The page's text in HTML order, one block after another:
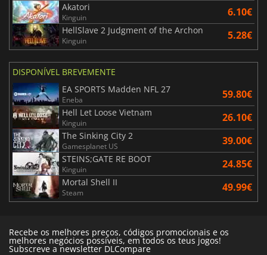
Akatori
Kinguin 6.10€
HellSlave 2 Judgment of the Archon
Kinguin 5.28€
DISPONÍVEL BREVEMENTE
EA SPORTS Madden NFL 27
Eneba 59.80€
Hell Let Loose Vietnam
Kinguin 26.10€
The Sinking City 2
Gamesplanet US 39.00€
STEINS;GATE RE BOOT
Kinguin 24.85€
Mortal Shell II
Steam 49.99€
Recebe os melhores preços, códigos promocionais e os
melhores negócios possíveis, em todos os teus jogos!
Subscreve a newsletter DLCompare